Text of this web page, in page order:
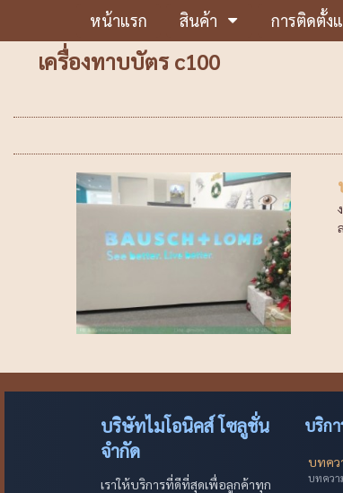
หน้าแรก สินค้า การติดตั้ง
เครื่องทาบบัตร c100
บริษัทไมโอนิคส์ โซลูชั่น
จำกัด
เราให้บริการที่ดีที่สุดเพื่อลูกค้าทุก
บริกา
บทคว
บทควา